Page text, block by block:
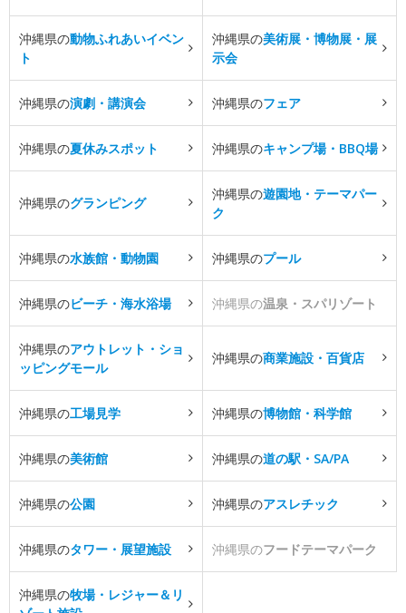
沖縄県の動物ふれあいイベン
ト
沖縄県の美術展・博物展・展
示会
沖縄県の演劇・講演会 沖縄県のフェア
沖縄県の夏休みスポット 沖縄県のキャンプ場・BBQ場
沖縄県のグランピング
沖縄県の遊園地・テーマパー
ク
沖縄県の水族館・動物園 沖縄県のプール
沖縄県のビーチ・海水浴場 沖縄県の温泉・スパリゾート
沖縄県のアウトレット・ショ
ッピングモール
沖縄県の商業施設・百貨店
沖縄県の工場見学 沖縄県の博物館・科学館
沖縄県の美術館 沖縄県の道の駅・SA/PA
沖縄県の公園 沖縄県のアスレチック
沖縄県のタワー・展望施設 沖縄県のフードテーマパーク
沖縄県の牧場・レジャー＆リ